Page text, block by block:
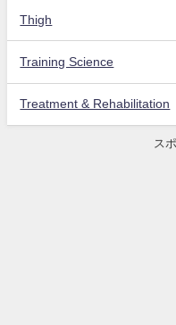
Thigh
Training Science
Treatment & Rehabilitation
ス